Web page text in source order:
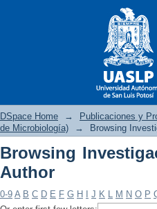
Browsing
DSpace Home → Publicaciones y
de Microbiología)
→ Browsing
Browsing
Author
0-9 A B C D E F G H J K L M N O P